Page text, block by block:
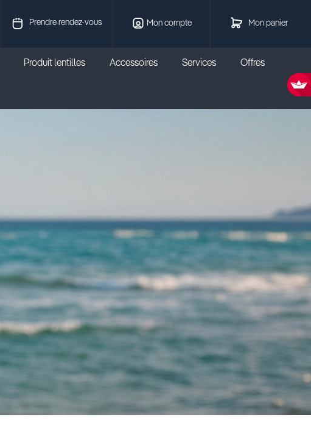
Mon panier
Prendre rendez-vous Mon compte
Produit lentilles Accessoires Services Offres